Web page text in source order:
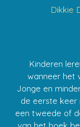
Dikkie
Kinderen
wanneer het
Jonge en
de eerste keer
een tweede of